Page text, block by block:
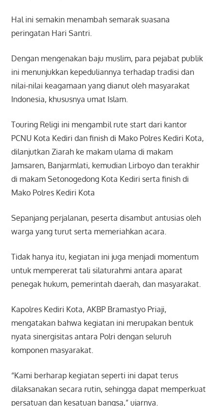
Hal ini semakin menambah semarak suasana
peringatan Hari Santri.
Dengan mengenakan baju muslim, para pejabat publik
ini menunjukkan kepeduliannya terhadap tradisi dan
nilai-nilai keagamaan yang dianut oleh masyarakat
Indonesia, khususnya umat Islam.
Touring Religi ini mengambil rute start dari kantor
PCNU Kota Kediri dan finish di Mako Polres Kediri Kota,
dilanjutkan Ziarah ke makam ulama di makam
Jamsaren, Banjarmlati, kemudian Lirboyo dan terakhir
di makam Setonogedong Kota Kediri serta finish di
Mako Polres Kediri Kota
Sepanjang perjalanan, peserta disambut antusias oleh
warga yang turut serta memeriahkan acara.
Tidak hanya itu, kegiatan ini juga menjadi momentum
untuk mempererat tali silaturahmi antara aparat
penegak hukum, pemerintah daerah, dan masyarakat.
Kapolres Kediri Kota, AKBP Bramastyo Priaji,
mengatakan bahwa kegiatan ini merupakan bentuk
nyata sinergisitas antara Polri dengan seluruh
komponen masyarakat.
“Kami berharap kegiatan seperti ini dapat terus
dilaksanakan secara rutin, sehingga dapat memperkuat
persatuan dan kesatuan bangsa,” ujarnya.